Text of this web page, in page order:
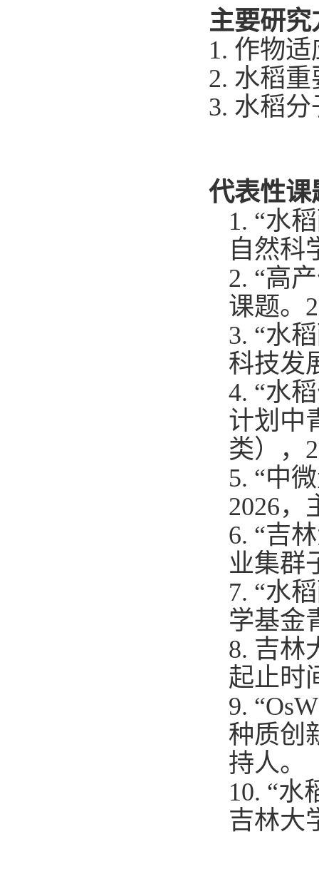
主要研究
1. 作物适
2. 水稻重
3. 水稻分
代表性课
1. “水
自然科
2. “高
课题。 2
3. “水
科技发
4. “水
计划 中
类）
， 2
5. “中
2026，
6. “吉
业集群
7. “水
学基金
8. 吉林
起止时
9. “
种质创
持人。
10. “水
吉林大